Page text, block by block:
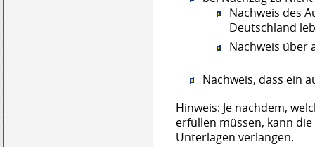
Nachweis des
Deutschland
Nachweis über
Nachweis, dass ein
Hinweis: Je nachdem,
erfüllen müssen, kann
Unterlagen verlangen.